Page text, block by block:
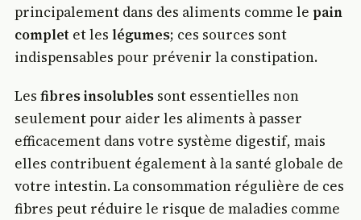
principalement dans des aliments comme le pain
complet et leslégumes; ces sources sont
indispensables pour prévenir la constipation.
Lesfibres insolubles sont essentielles non
seulement pour aider les aliments à passer
efficacement dans votre système digestif, mais
elles contribuent également à la santé globale de
votre intestin. La consommation régulière de ces
fibres peut réduire le risque de maladies comme